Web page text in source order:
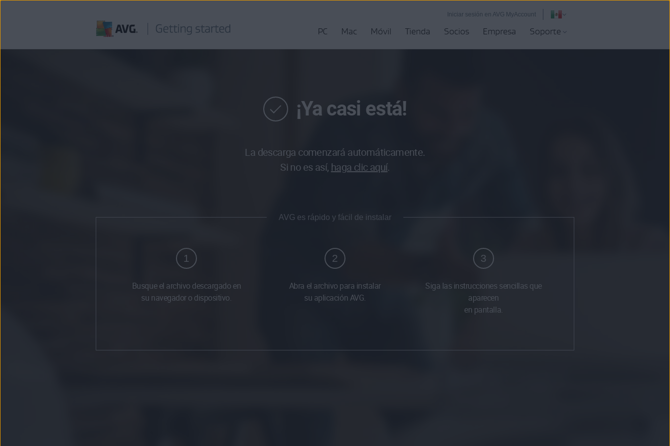
Iniciar sesión en AVG MyAccount
PC Mac Móvil Tienda Socios Empresa Soporte
¡Ya casi está!
La descarga comenzará automáticamente.
Si no es así, haga clic aquí.
AVG es rápido y fácil de instalar
1
Busque el archivo descargado en
su navegador o dispositivo.
2
Abra el archivo para instalar
su aplicación AVG.
3
Siga las instrucciones sencillas que
aparecen
en pantalla.